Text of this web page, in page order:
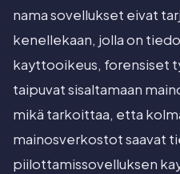
nama sovellukset eivat
kenellekaan, jolla on
kayttooikeus, forensiset
taipuvat sisaltamaan
mikä tarkoittaa, etta
mainosverkostot saavat
piilottamissovelluksen